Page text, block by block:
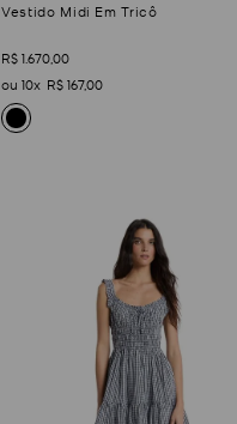
Vestido Midi Em Tricô
R$1.670,00
10
R$167,00